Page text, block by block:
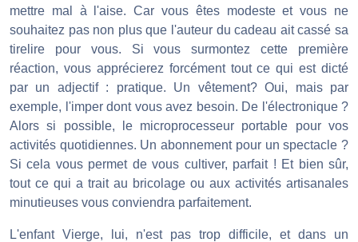
mettre mal à l'aise. Car vous êtes modeste et vous ne
souhaitez pas non plus que l'auteur du cadeau ait cassé sa
tirelire pour vous. Si vous surmontez cette première
réaction, vous apprécierez forcément tout ce qui est dicté
par un adjectif : pratique. Un vêtement? Oui, mais par
exemple, l'imper dont vous avez besoin. De l'électronique ?
Alors si possible, le microprocesseur portable pour vos
activités quotidiennes. Un abonnement pour un spectacle ?
Si cela vous permet de vous cultiver, parfait ! Et bien sûr,
tout ce qui a trait au bricolage ou aux activités artisanales
minutieuses vous conviendra parfaitement.
L'enfant Vierge, lui, n'est pas trop difficile, et dans un